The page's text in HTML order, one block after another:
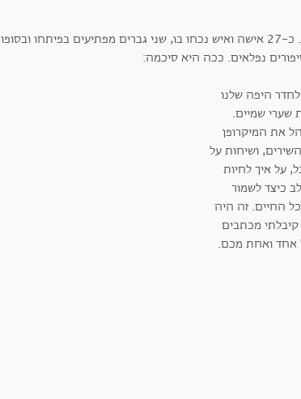
קיבצתי למזכרת את מה שנכתב על הערב רישומו ורשמיו. כ-27 אישה ואיש נכחו בו, שני גברים מפתיעים בפיתחו ובסופו
נפלאים. ככה היא סיכמה:
היפה שלנו
שערי שמיים.
את המיקרופן
ושיחות על
על איך לחיות
כיצד לשמור
החיים. זה היה
קיבלתי מכתבים
אחד ואחת מכם.